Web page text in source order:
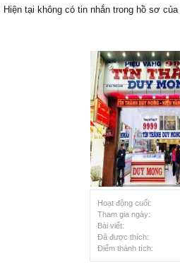
Hoạt động cuối:
Tham gia ngày:
Bài viết:
Đã được thích:
Điểm thành tích:
Hiện tại không có tin nhắn trong hồ sơ